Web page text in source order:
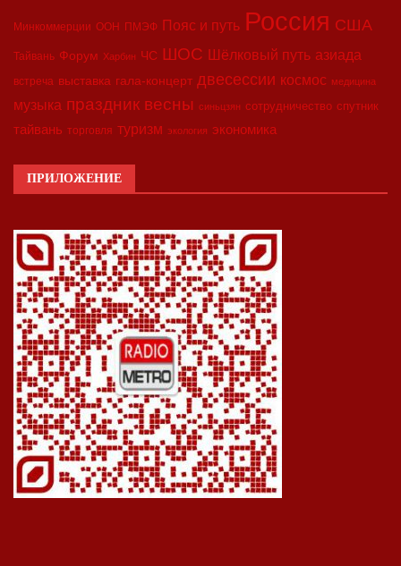
Минкоммерции ООН ПМЭФ Пояс и путь Россия США
Тайвань Форум Харбин ЧС ШОС Шёлковый путь азиада
встреча выставка гала-концерт двесессии космос медицина
музыка праздник весны синьцзян сотрудничество спутник
тайвань торговля туризм экология экономика
ПРИЛОЖЕНИЕ